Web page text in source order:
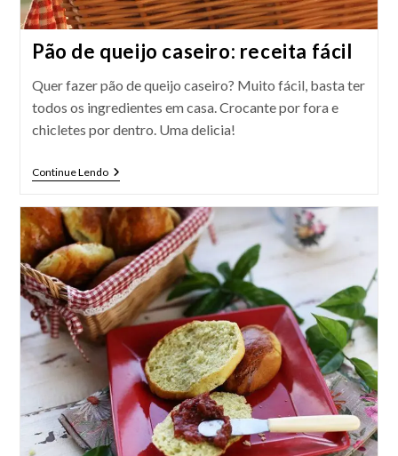
Pão de queijo caseiro: receita fácil
Quer fazer pão de queijo caseiro? Muito fácil, basta ter
todos os ingredientes em casa. Crocante por fora e
chicletes por dentro. Uma delicia!
Continue LendoPão
De
Caseiro:
Receita
Fácil